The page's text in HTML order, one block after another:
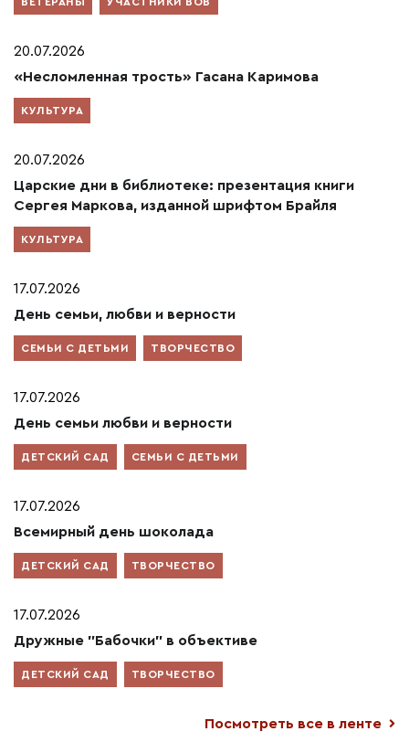
20.07.2026
«Несломленная трость» Гасана Каримова
КУЛЬТУРА
20.07.2026
Царские дни в библиотеке: презентация книги
Сергея Маркова, изданной шрифтом Брайля
КУЛЬТУРА
17.07.2026
День семьи, любви и верности
СЕМЬИ С ДЕТЬМИ ТВОРЧЕСТВО
17.07.2026
День семьи любви и верности
ДЕТСКИЙ САД СЕМЬИ С ДЕТЬМИ
17.07.2026
Всемирный день шоколада
ДЕТСКИЙ САД ТВОРЧЕСТВО
17.07.2026
Дружные "Бабочки" в объективе
ДЕТСКИЙ САД ТВОРЧЕСТВО
Посмотреть все в ленте